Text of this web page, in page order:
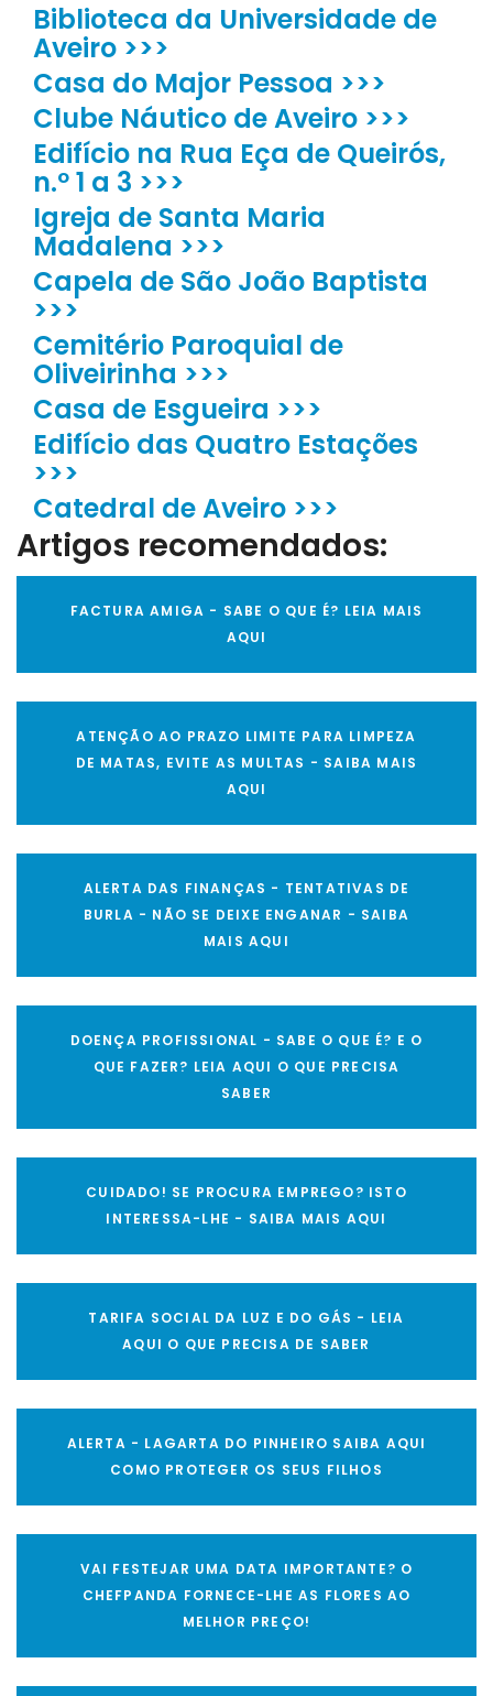
Biblioteca da Universidade de
Aveiro >>>
Casa do Major Pessoa >>>
Clube Náutico de Aveiro >>>
Edifício na Rua Eça de Queirós,
n.º 1 a 3 >>>
Igreja de Santa Maria
Madalena >>>
Capela de São João Baptista
>>>
Cemitério Paroquial de
Oliveirinha >>>
Casa de Esgueira >>>
Edifício das Quatro Estações
>>>
Catedral de Aveiro >>>
Artigos recomendados:
FACTURA AMIGA - SABE O QUE É? LEIA MAIS
AQUI
ATENÇÃO AO PRAZO LIMITE PARA LIMPEZA
DE MATAS, EVITE AS MULTAS - SAIBA MAIS
AQUI
ALERTA DAS FINANÇAS - TENTATIVAS DE
BURLA - NÃO SE DEIXE ENGANAR - SAIBA
MAIS AQUI
DOENÇA PROFISSIONAL - SABE O QUE É? E O
QUE FAZER? LEIA AQUI O QUE PRECISA
SABER
CUIDADO! SE PROCURA EMPREGO? ISTO
INTERESSA-LHE - SAIBA MAIS AQUI
TARIFA SOCIAL DA LUZ E DO GÁS - LEIA
AQUI O QUE PRECISA DE SABER
ALERTA - LAGARTA DO PINHEIRO SAIBA AQUI
COMO PROTEGER OS SEUS FILHOS
VAI FESTEJAR UMA DATA IMPORTANTE? O
CHEFPANDA FORNECE-LHE AS FLORES AO
MELHOR PREÇO!